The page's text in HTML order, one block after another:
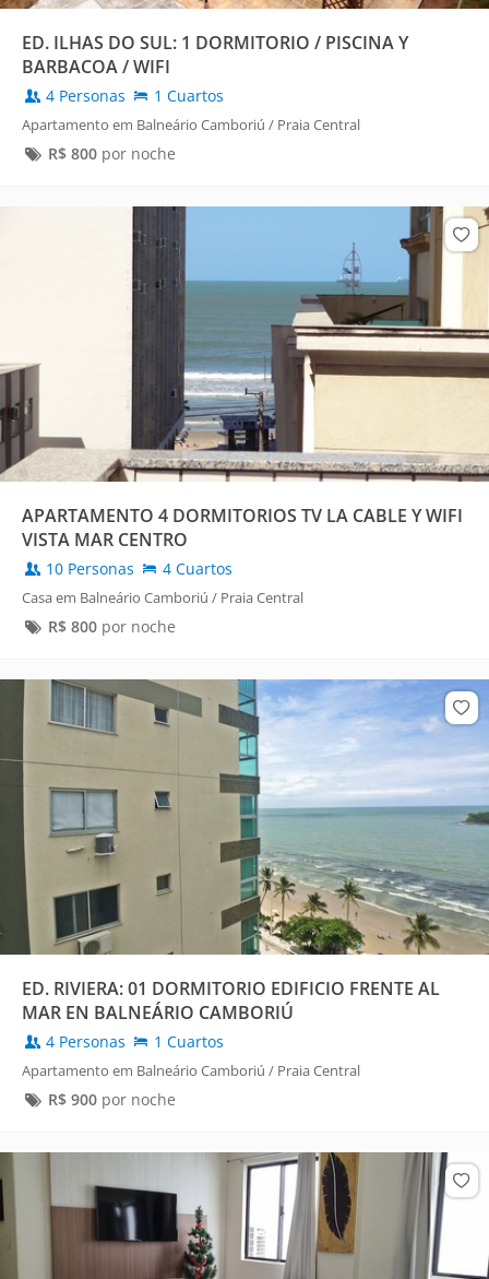
ED. ILHAS DO SUL: 1 DORMITORIO / PISCINA Y
BARBACOA / WIFI
4 Personas 1 Cuartos
Apartamento em Balneário Camboriú / Praia Central
R$ 800por noche
APARTAMENTO 4 DORMITORIOS TV LA CABLE Y WIFI
VISTA MAR CENTRO
10 Personas 4 Cuartos
Casa em Balneário Camboriú / Praia Central
R$ 800por noche
ED. RIVIERA: 01 DORMITORIO EDIFICIO FRENTE AL
MAR EN BALNEÁRIO CAMBORIÚ
4 Personas 1 Cuartos
Apartamento em Balneário Camboriú / Praia Central
R$ 900por noche